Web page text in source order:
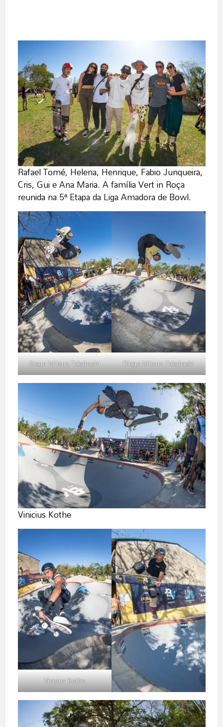
Rafael Tomé, Helena, Henrique, Fabio Junqueira,
Cris, Gui e Ana Maria. A família Vert in Roça
reunida na 5ª Etapa da Liga Amadora de Bowl.
Diego Mitsuo Takahashi Diego Mitsuo Takahashi
Vinicius Kothe
Vinicius Kothe